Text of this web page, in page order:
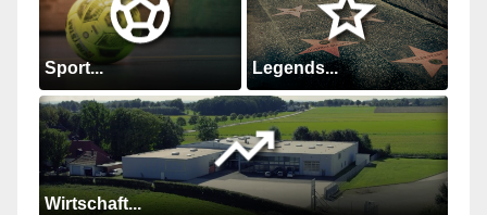
Sport... Legends...
Wirtschaft...